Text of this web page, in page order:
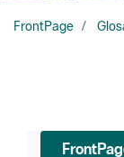
FrontPage